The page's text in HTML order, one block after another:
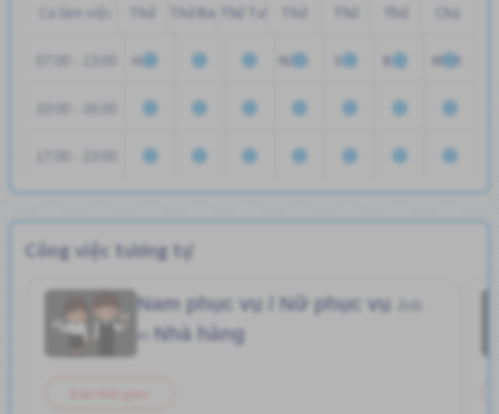
Ca làm việc Thứ
Hai
Thứ Ba Thứ Tư Thứ
Năm
Thứ
Sáu
Thứ
Bảy
Chủ
Nhật
Công việc tương tự
Nam phục vụ / Nữ phục vụ
Nhà hàng